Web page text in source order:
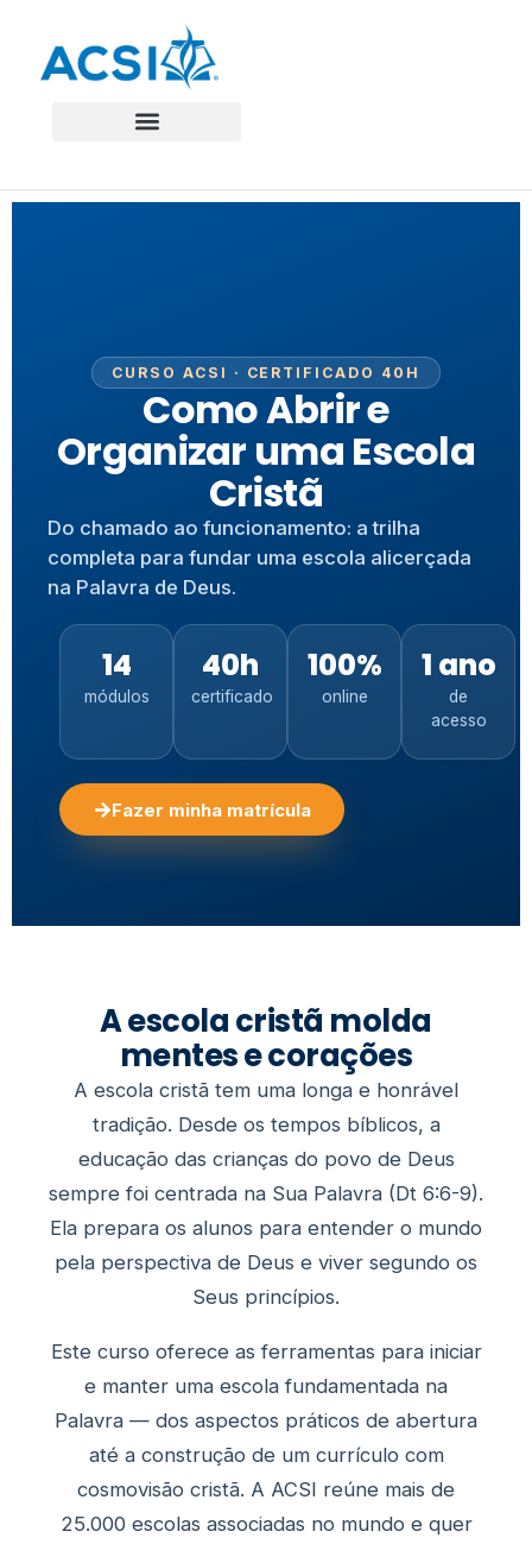
CURSO ACSI · CERTIFICADO 40H
Como Abrir e
Organizar uma Escola
Cristã
Do chamado ao funcionamento: a trilha
completa para fundar uma escola alicerçada
na Palavra de Deus.
14
módulos
40h
certificado
100%
online
1 ano
de
acesso
Fazer minha matrícula
A escola cristã molda
mentes e corações
A escola cristã tem uma longa e honrável
tradição. Desde os tempos bíblicos, a
educação das crianças do povo de Deus
sempre foi centrada na Sua Palavra (Dt 6:6-9).
Ela prepara os alunos para entender o mundo
pela perspectiva de Deus e viver segundo os
Seus princípios.
Este curso oferece as ferramentas para iniciar
e manter uma escola fundamentada na
Palavra — dos aspectos práticos de abertura
até a construção de um currículo com
cosmovisão cristã. A ACSI reúne mais de
25.000 escolas associadas no mundo e quer